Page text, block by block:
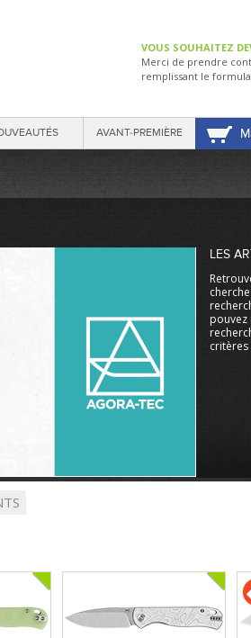
VOUS SOUHAITEZ
Merci de prendre
remplissant le
AVANT-PREMIÈRE
LES
pouvez
critères